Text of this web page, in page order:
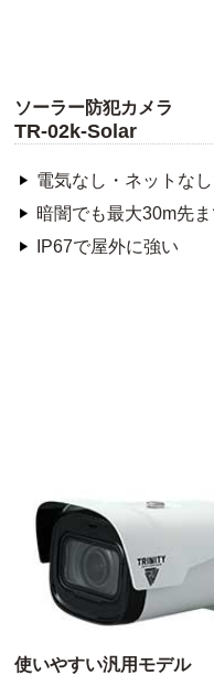
ソーラー防犯カメラ
TR-02k-Solar
電気なし・ネットな
暗闇でも最大30m先
IP67で屋外に強い
使いやすい汎用モデル